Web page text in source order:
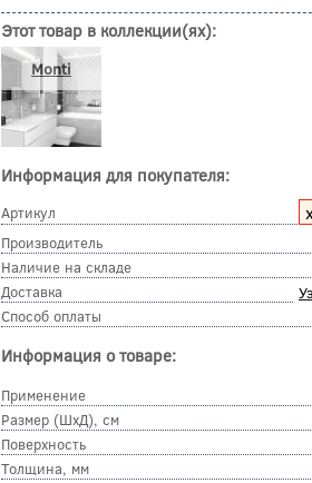
Этот товар в коллекции(ях):
Monti
Информация для покупателя:
Артикул
Производитель
Наличие на складе
Доставка
Способ оплаты
Информация о товаре:
Применение
Размер (ШхД), см
Поверхность
Толщина, мм